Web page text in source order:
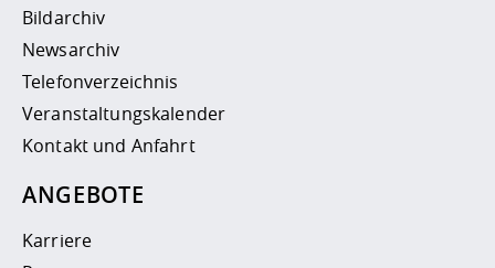
Bildarchiv
Newsarchiv
Telefonverzeichnis
Veranstaltungskalender
Kontakt und Anfahrt
ANGEBOTE
Karriere